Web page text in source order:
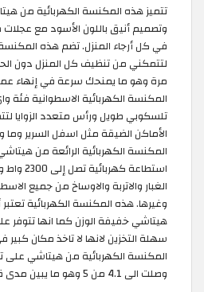
تتميز هذه المكنسة الكهربائية من
وتصميم أنيق باللون الأسود مع
لتتمكني من تنظيف كل المنزل دون
مرة وهو ما يمنحك سرعة في إنهاء
المكنسة الكهربائية الاسطوانية
تلسكوبي طويل ورأس متعدد الزوايا
الأماكن الضيقة مثل اسفل السرير وما
المكنسة الكهربائية الرائعة من
استطاعة
الغبار والاتربة والاوساخ من جميع
وغيرها. هذه المكنسة الكهربائية
هيتاشي خفيفة الوزن كما انها
سهلة التخزين لانها لا تاخذ مكان
المكنسة الكهربائية من هيتاشي على
وصلت الى 4.1 من 5 وهو ما يبين مدى قوتها وجودتها الكبيرة.